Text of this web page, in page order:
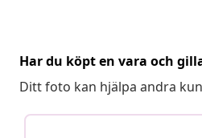
Har du köpt en vara och
Ditt foto kan hjälpa andra